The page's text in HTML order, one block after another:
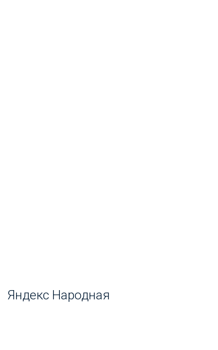
Яндекс Народная